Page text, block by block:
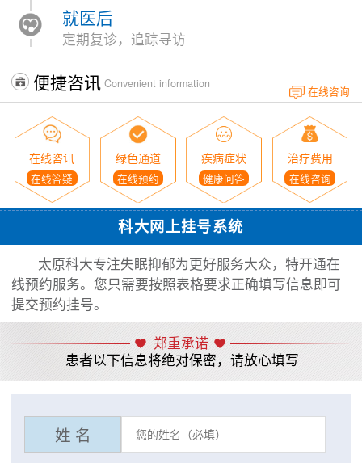
就医后
定期复诊，追踪寻访
便捷咨讯 Convenient information
在线咨询
在线咨讯
在线答疑
绿色通道
在线预约
疾病症状
健康问答
治疗费用
在线咨询
科大网上挂号系统
太原科大专注失眠抑郁为更好服务大众，特开通在
线预约服务。您只需要按照表格要求正确填写信息即可
提交预约挂号。
郑重承诺
患者以下信息将绝对保密，请放心填写
姓 名